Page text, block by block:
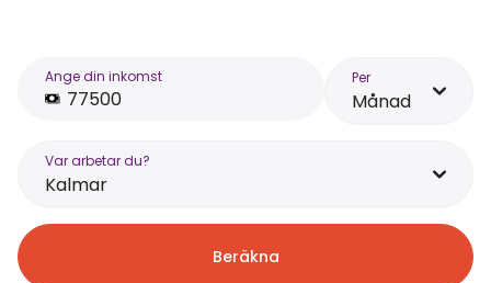
Ange din inkomst Per
Månad
Var arbetar du?
Kalmar
Beräkna